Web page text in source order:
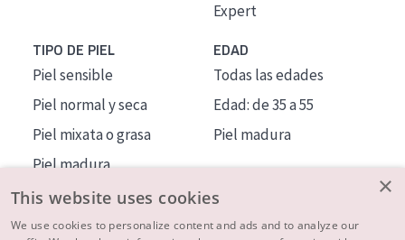
Expert
TIPO DE PIEL
Piel sensible
Piel normal y seca
Piel mixata o grasa
Piel madura
Piel expuesta al sol
Piel menopáusica
EDAD
Todas las edades
Edad: de 35 a 55
Piel madura
×
This website uses cookies
We use cookies to personalize content and ads and to analyze our